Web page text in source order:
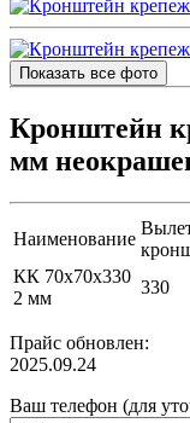
Показать все фото
Кронштейн
мм
Наименование
КК 70х70х330
2 мм
330
Прайс обновлен:
2025.09.24
Ваш телефон (для